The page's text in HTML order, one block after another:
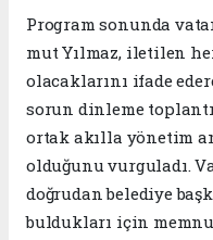
Program sonunda
mut Yılmaz, iletilen
olacaklarını ifade
sorun dinleme
ortak akılla yönetim
olduğunu vurguladı.
doğrudan belediye
buldukları için